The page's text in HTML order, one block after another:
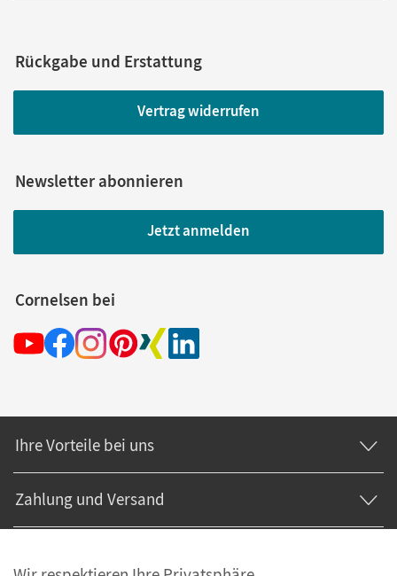
Rückgabe und Erstattung
Vertrag widerrufen
Newsletter abonnieren
Jetzt anmelden
Cornelsen bei
Ihre Vorteile bei uns
Zahlung und Versand